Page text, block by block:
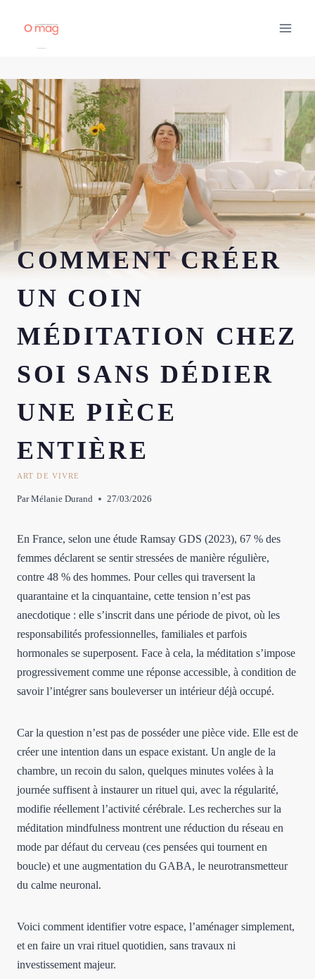
COMMENT CRÉER
UN COIN
MÉDITATION CHEZ
SOI SANS DÉDIER
UNE PIÈCE
ENTIÈRE
ART DE VIVRE
Par Mélanie Durand 27/03/2026
En France, selon une étude Ramsay GDS (2023), 67 % des
femmes déclarent se sentir stressées de manière régulière,
contre 48 % des hommes. Pour celles qui traversent la
quarantaine et la cinquantaine, cette tension n’est pas
anecdotique : elle s’inscrit dans une période de pivot, où les
responsabilités professionnelles, familiales et parfois
hormonales se superposent. Face à cela, la méditation s’impose
progressivement comme une réponse accessible, à condition de
savoir l’intégrer sans bouleverser un intérieur déjà occupé.
Car la question n’est pas de posséder une pièce vide. Elle est de
créer une intention dans un espace existant. Un angle de la
chambre, un recoin du salon, quelques minutes volées à la
journée suffisent à instaurer un rituel qui, avec la régularité,
modifie réellement l’activité cérébrale. Les recherches sur la
méditation mindfulness montrent une réduction du réseau en
mode par défaut du cerveau (ces pensées qui tournent en
boucle) et une augmentation du GABA, le neurotransmetteur
du calme neuronal.
Voici comment identifier votre espace, l’aménager simplement,
et en faire un vrai rituel quotidien, sans travaux ni
investissement majeur.